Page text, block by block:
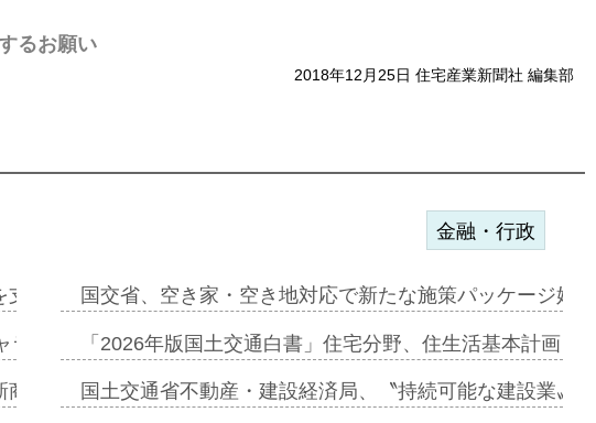
るお願い
2018年12月25日 住宅産業新聞社 編集部
支援=スポンサー契約…
ラクターに起用…
商品=「ファミーレキ…
金融・行政
国交省、空き家・空き地対応で新たな施策パッケージ始
「2026年版国土交通白書」住宅分野、住生活基本計画
国土交通省不動産・建設経済局、〝持続可能な建設業〟